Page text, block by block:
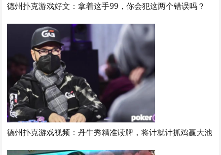
德州扑克游戏好文：拿着这手99，你会犯这两个错误吗？
德州扑克游戏视频：丹牛秀精准读牌，将计就计抓鸡赢大池